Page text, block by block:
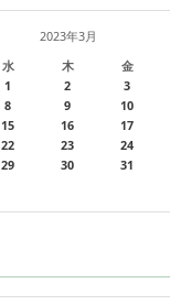
2023年3月
水 木 金
1 2 3
8 9 10
15 16 17
22 23 24
29 30 31